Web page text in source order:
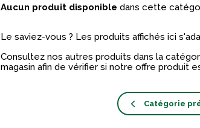
Aucun produit disponible dans cette
Le saviez-vous ? Les produits affichés ici
Consultez nos autres produits dans la
magasin afin de vérifier si notre offre produit
Catégorie